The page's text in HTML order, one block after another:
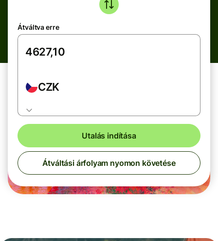
Átváltva erre
CZK
Utalás indítása
Átváltási árfolyam nyomon követése